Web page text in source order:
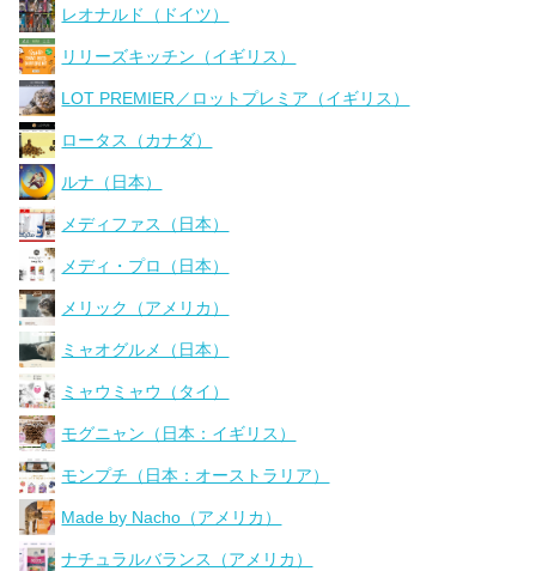
レオナルド（ドイツ）
リリーズキッチン（イギリス）
LOT PREMIER／ロットプレミア（イギリス）
ロータス（カナダ）
ルナ（日本）
メディファス（日本）
メディ・プロ（日本）
メリック（アメリカ）
ミャオグルメ（日本）
ミャウミャウ（タイ）
モグニャン（日本：イギリス）
モンプチ（日本：オーストラリア）
Made by Nacho（アメリカ）
ナチュラルバランス（アメリカ）